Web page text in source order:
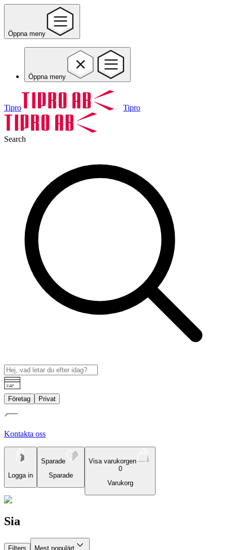
Öppna meny
Öppna meny
Tipro Tipro
Search
Företag Privat
Kontakta oss
Logga in
Sparade
Sparade
Visa varukorgen
0
Varukorg
Sia
Filters
Mest populärt